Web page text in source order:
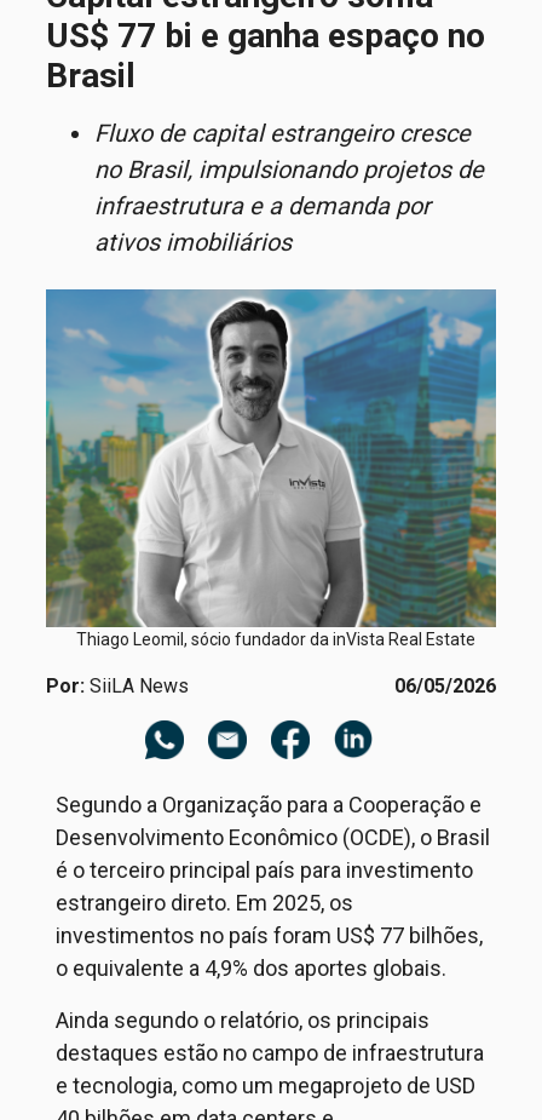
US$ 77 bi e ganha espaço no
Brasil
Fluxo de capital estrangeiro cresce
no Brasil, impulsionando projetos de
infraestrutura e a demanda por
ativos imobiliários
Thiago Leomil, sócio fundador da inVista Real Estate
Por: SiiLA News 06/05/2026
Segundo a Organização para a Cooperação e
Desenvolvimento Econômico (OCDE), o Brasil
é o terceiro principal país para investimento
estrangeiro direto. Em 2025, os
investimentos no país foram US$ 77 bilhões,
o equivalente a 4,9% dos aportes globais.
Ainda segundo o relatório, os principais
destaques estão no campo de infraestrutura
e tecnologia, como um megaprojeto de USD